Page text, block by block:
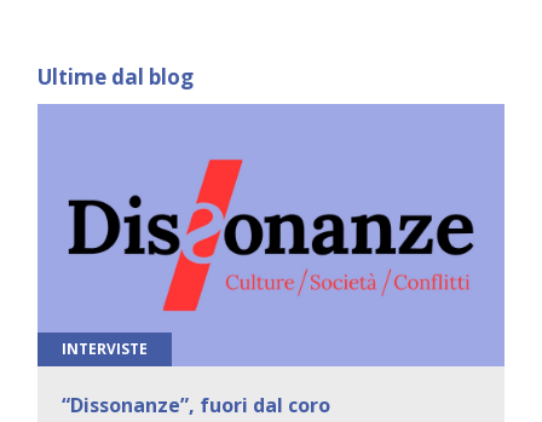
Ultime dal blog
INTERVISTE
“Dissonanze”, fuori dal coro